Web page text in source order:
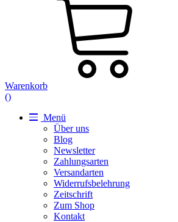
Warenkorb
()
Menü
Über uns
Blog
Newsletter
Zahlungsarten
Versandarten
Widerrufsbelehrung
Zeitschrift
Zum Shop
Kontakt